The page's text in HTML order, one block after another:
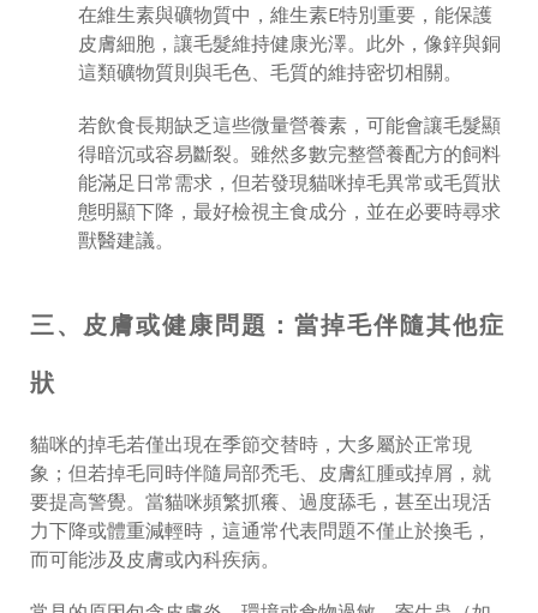
在維生素與礦物質中，維生素E特別重要，能保護
皮膚細胞，讓毛髮維持健康光澤。此外，像鋅與銅
這類礦物質則與毛色、毛質的維持密切相關。
若飲食長期缺乏這些微量營養素，可能會讓毛髮顯
得暗沉或容易斷裂。雖然多數完整營養配方的飼料
能滿足日常需求，但若發現貓咪掉毛異常或毛質狀
態明顯下降，最好檢視主食成分，並在必要時尋求
獸醫建議。
三、皮膚或健康問題：當掉毛伴隨其他症
狀
貓咪的掉毛若僅出現在季節交替時，大多屬於正常現
象；但若掉毛同時伴隨局部禿毛、皮膚紅腫或掉屑，就
要提高警覺。當貓咪頻繁抓癢、過度舔毛，甚至出現活
力下降或體重減輕時，這通常代表問題不僅止於換毛，
而可能涉及皮膚或內科疾病。